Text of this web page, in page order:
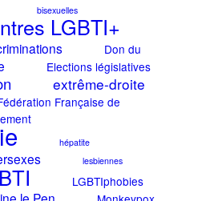
bisexuelles
LGBTI+
Don du
Elections législatives
extrême-droite
Française de
hépatite
lesbiennes
LGBTIphobies